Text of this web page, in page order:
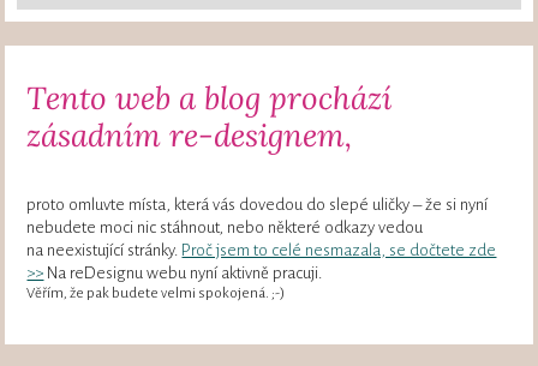
Tento web a blog prochází
zásadním re-designem,
proto omluvte místa, která vás dovedou do slepé uličky – že si nyní
nebudete moci nic stáhnout, nebo některé odkazy vedou
na neexistující stránky. Proč jsem to celé nesmazala, se dočtete zde
>> Na reDesignu webu nyní aktivně pracuji.
Věřím, že pak budete velmi spokojená. ;-)